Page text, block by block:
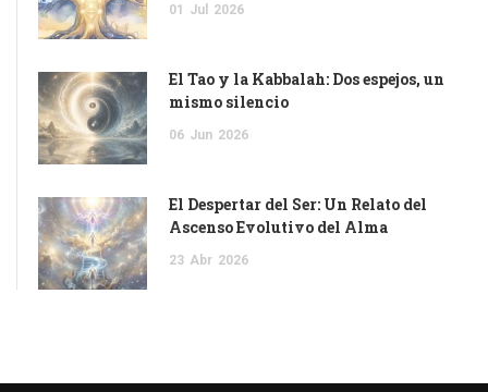
01 Jul 2026
El Tao y la Kabbalah: Dos espejos, un
mismo silencio
06 Jun 2026
El Despertar del Ser: Un Relato del
Ascenso Evolutivo del Alma
23 Abr 2026